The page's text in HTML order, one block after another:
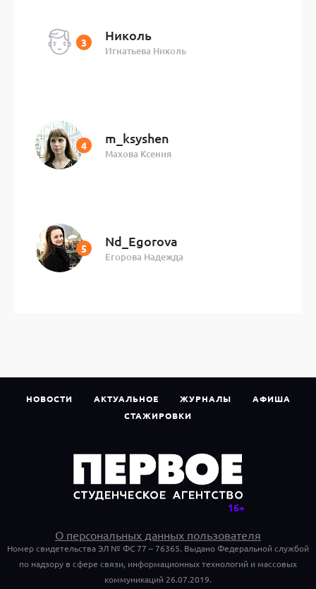
Николь
Игнатьева Николь
m_ksyshen
Махова Ксения
Nd_Egorova
Егорова Надежда
НОВОСТИ АКТУАЛЬНОЕ ЖУРНАЛЫ
АФИША
СТАЖИРОВКИ
О персональных данных пользователя
Номер свидетельства ЭЛ № ФС 77 – 76365. Выдано Федеральной службой
по надзору в сфере связи, информационных технологий и массовых
коммуникаций 26.07.2019.